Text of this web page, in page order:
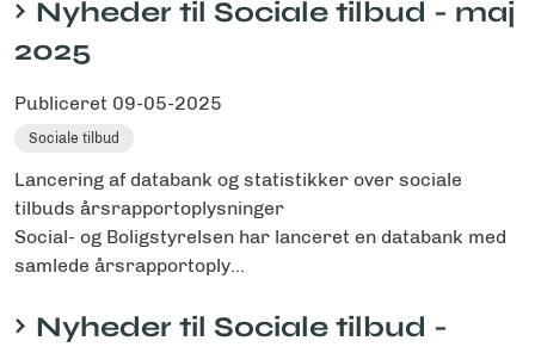
Nyheder til Sociale tilbud - maj
2025
Publiceret 09-05-2025
Sociale tilbud
Lancering af databank og statistikker over sociale
tilbuds årsrapportoplysninger
Social- og Boligstyrelsen har lanceret en databank med
samlede årsrapportoply...
Nyheder til Sociale tilbud -